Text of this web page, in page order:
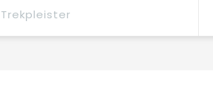
Trekpleister